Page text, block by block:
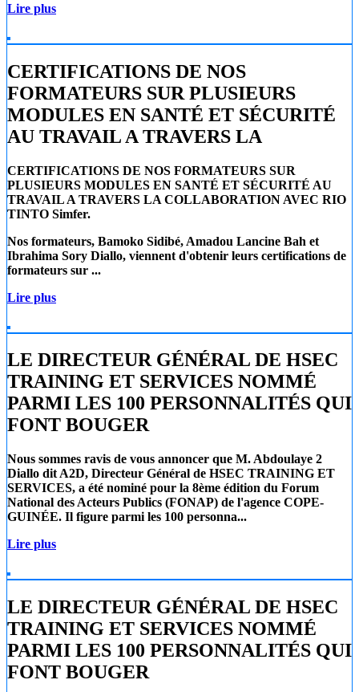
Lire plus
CERTIFICATIONS DE NOS
FORMATEURS SUR PLUSIEURS
MODULES EN SANTÉ ET SÉCURITÉ
AU TRAVAIL A TRAVERS LA
CERTIFICATIONS DE NOS FORMATEURS SUR
PLUSIEURS MODULES EN SANTÉ ET SÉCURITÉ AU
TRAVAIL A TRAVERS LA COLLABORATION AVEC RIO
TINTO Simfer.
Nos formateurs, Bamoko Sidibé, Amadou Lancine Bah et
Ibrahima Sory Diallo, viennent d'obtenir leurs certifications de
formateurs sur ...
Lire plus
LE DIRECTEUR GÉNÉRAL DE HSEC
TRAINING ET SERVICES NOMMÉ
PARMI LES 100 PERSONNALITÉS QUI
FONT BOUGER
Nous sommes ravis de vous annoncer que M. Abdoulaye 2
Diallo dit A2D, Directeur Général de HSEC TRAINING ET
SERVICES, a été nominé pour la 8ème édition du Forum
National des Acteurs Publics (FONAP) de l'agence COPE-
GUINÉE. Il figure parmi les 100 personna...
Lire plus
LE DIRECTEUR GÉNÉRAL DE HSEC
TRAINING ET SERVICES NOMMÉ
PARMI LES 100 PERSONNALITÉS QUI
FONT BOUGER